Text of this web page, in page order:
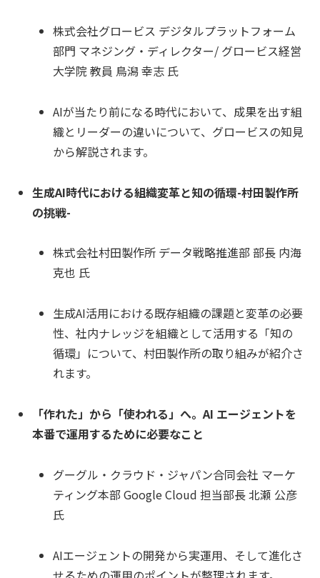
株式会社グロービス デジタルプラットフォーム
部門 マネジング・ディレクター/ グロービス経営
大学院 教員 鳥潟 幸志 氏
AIが当たり前になる時代において、成果を出す組
織とリーダーの違いについて、グロービスの知見
から解説されます。
生成AI時代における組織変革と知の循環-村田製作所
の挑戦-
株式会社村田製作所 データ戦略推進部 部長 内海
克也 氏
生成AI活用における既存組織の課題と変革の必要
性、社内ナレッジを組織として活用する「知の
循環」について、村田製作所の取り組みが紹介さ
れます。
「作れた」から「使われる」へ。AI エージェントを
本番で運用するために必要なこと
グーグル・クラウド・ジャパン合同会社 マーケ
ティング本部 Google Cloud 担当部長 北瀬 公彦
氏
AIエージェントの開発から実運用、そして進化さ